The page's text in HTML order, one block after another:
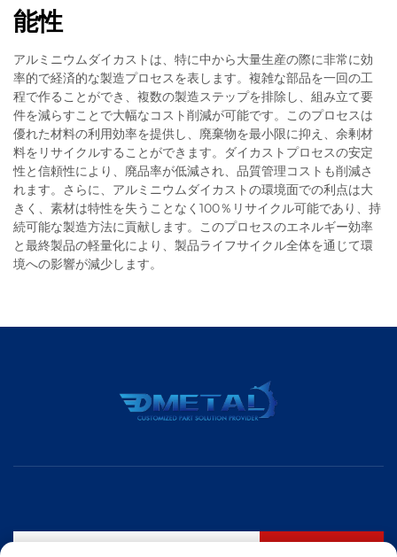
能性
アルミニウムダイカストは、特に中から大量生産の際に非常に効
率的で経済的な製造プロセスを表します。複雑な部品を一回の工
程で作ることができ、複数の製造ステップを排除し、組み立て要
件を減らすことで大幅なコスト削減が可能です。このプロセスは
優れた材料の利用効率を提供し、廃棄物を最小限に抑え、余剰材
料をリサイクルすることができます。ダイカストプロセスの安定
性と信頼性により、廃品率が低減され、品質管理コストも削減さ
れます。さらに、アルミニウムダイカストの環境面での利点は大
きく、素材は特性を失うことなく100％リサイクル可能であり、持
続可能な製造方法に貢献します。このプロセスのエネルギー効率
と最終製品の軽量化により、製品ライフサイクル全体を通じて環
境への影響が減少します。